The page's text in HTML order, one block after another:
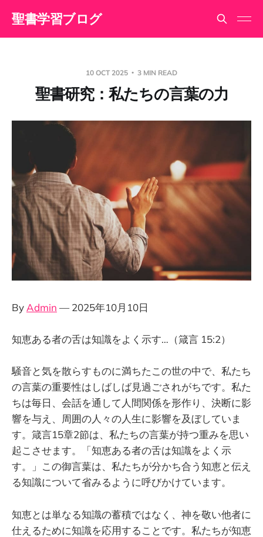
聖書学習ブログ
10 OCT 2025 3 MIN READ
聖書研究：私たちの言葉の力
By Admin — 2025年10月10日
知恵ある者の舌は知識をよく示す…（箴言 15:2）
騒音と気を散らすものに満ちたこの世の中で、私たち
の言葉の重要性はしばしば見過ごされがちです。私た
ちは毎日、会話を通して人間関係を形作り、決断に影
響を与え、周囲の人々の人生に影響を及ぼしていま
す。箴言15章2節は、私たちの言葉が持つ重みを思い
起こさせます。「知恵ある者の舌は知識をよく示
す。」この御言葉は、私たちが分かち合う知恵と伝え
る知識について省みるように呼びかけています。
知恵とは単なる知識の蓄積ではなく、神を敬い他者に
仕えるために知識を応用することです。私たちが知恵